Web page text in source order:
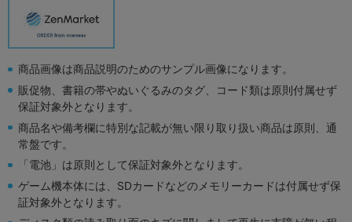
商品画像は商品説明のためのサンプル画像になります。
販促物、書籍の帯やぬいぐるみのタグ、コード類は原則付属せず
保証対象外となります。
商品名や備考欄に特別な記載が無い限り取り扱い商品は原則、通
常盤です。
「電池」は原則として保証対象外となります。
ゲーム機本体には、SDカードなどのメモリーカードは付属せず保
証対象外となります。